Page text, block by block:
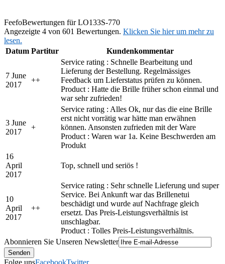
FeefoBewertungen für LO133S-770
Angezeigte 4 von 601 Bewertungen. Klicken Sie hier um mehr zu
lesen.
Datum Partitur Kundenkommentar
7 June
2017
++
Service rating : Schnelle Bearbeitung und
Lieferung der Bestellung. Regelmässiges
Feedback um Lieferstatus prüfen zu können.
Product : Hatte die Brille früher schon einmal und
war sehr zufrieden!
3 June
2017
+
Service rating : Alles Ok, nur das die eine Brille
erst nicht vorrätig war hätte man erwähnen
können. Ansonsten zufrieden mit der Ware
Product : Waren war 1a. Keine Beschwerden am
Produkt
16
April
2017
Top, schnell und seriös !
10
April
2017
++
Service rating : Sehr schnelle Lieferung und super
Service. Bei Ankunft war das Brillenetui
beschädigt und wurde auf Nachfrage gleich
ersetzt. Das Preis-Leistungsverhältnis ist
unschlagbar.
Product : Tolles Preis-Leistungsverhältnis.
Abonnieren Sie Unseren Newsletter
Folge unsFacebookTwitter